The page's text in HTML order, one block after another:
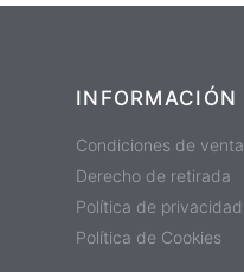
INFORMACIÓN
Condiciones de venta
Derecho de retirada
Política de privacidad
Política de Cookies